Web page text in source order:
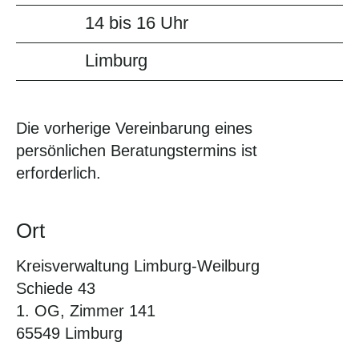
14 bis 16 Uhr
Limburg
Die vorherige Vereinbarung eines
persönlichen Beratungstermins ist
erforderlich.
Ort
Kreisverwaltung Limburg-Weilburg
Schiede 43
1. OG, Zimmer 141
65549 Limburg